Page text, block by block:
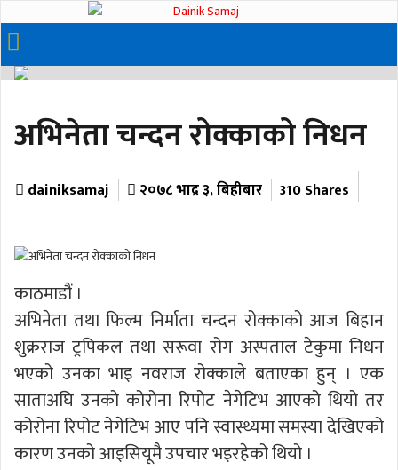
अभिनेता चन्दन रोक्काको निधन
dainiksamaj २०७८ भाद्र ३, बिहीबार 310 Shares
काठमाडौं ।
अभिनेता तथा फिल्म निर्माता चन्दन रोक्काको आज बिहान
शुक्रराज ट्रपिकल तथा सरूवा रोग अस्पताल टेकुमा निधन
भएको उनका भाइ नवराज रोक्काले बताएका हुन् । एक
साताअघि उनको कोरोना रिपोट नेगेटिभ आएको थियो तर
कोरोना रिपोट नेगेटिभ आए पनि स्वास्थ्यमा समस्या देखिएको
कारण उनको आइसियूमै उपचार भइरहेको थियो ।